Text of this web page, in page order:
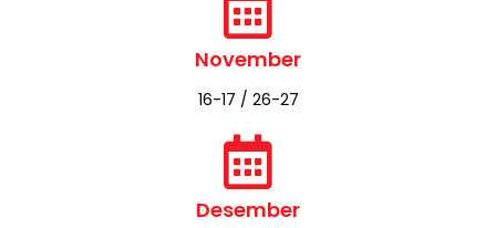
November
16-17 / 26-27
Desember